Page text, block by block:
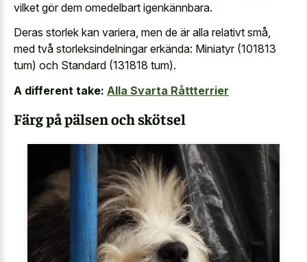
vilket gör dem omedelbart igenkännbara.
Deras storlek kan variera, men de är alla relativt små,
med två storleksindelningar erkända: Miniatyr (101813
tum) och Standard (131818 tum).
A different take: Alla Svarta Råttterrier
Färg på pälsen och skötsel